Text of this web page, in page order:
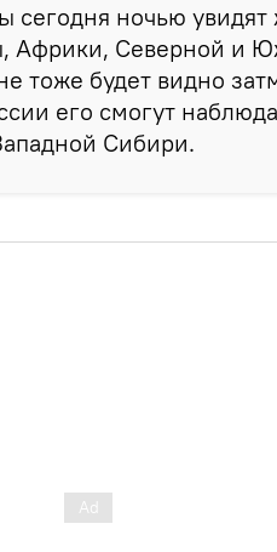
сегодня ночью увидят
Африки, Северной и
тоже будет видно
его смогут
Сибири.